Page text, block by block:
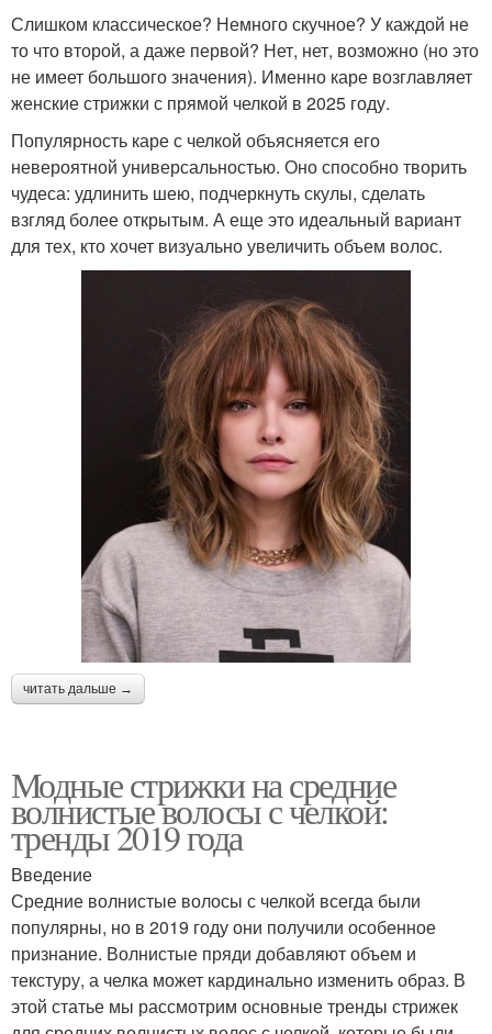
Слишком классическое? Немного скучное? У каждой не
то что второй, а даже первой? Нет, нет, возможно (но это
не имеет большого значения). Именно каре возглавляет
женские стрижки с прямой челкой в 2025 году.
Популярность каре с челкой объясняется его
невероятной универсальностью. Оно способно творить
чудеса: удлинить шею, подчеркнуть скулы, сделать
взгляд более открытым. А еще это идеальный вариант
для тех, кто хочет визуально увеличить объем волос.
читать дальше →
Модные стрижки на средние
волнистые волосы с челкой:
тренды 2019 года
Введение
Средние волнистые волосы с челкой всегда были
популярны, но в 2019 году они получили особенное
признание. Волнистые пряди добавляют объем и
текстуру, а челка может кардинально изменить образ. В
этой статье мы рассмотрим основные тренды стрижек